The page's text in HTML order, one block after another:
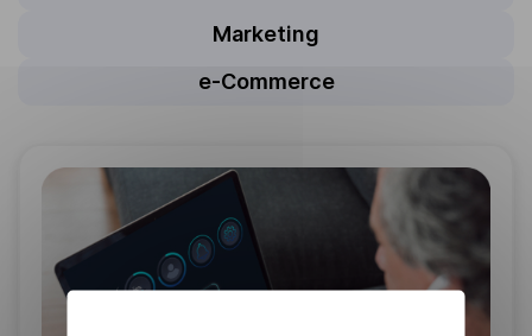
Marketing
e-Commerce